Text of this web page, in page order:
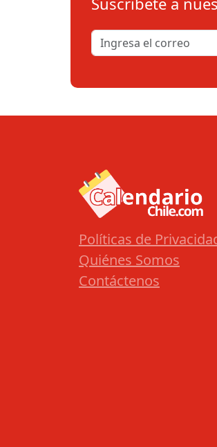
Políticas de
Quiénes Somos
Contáctenos